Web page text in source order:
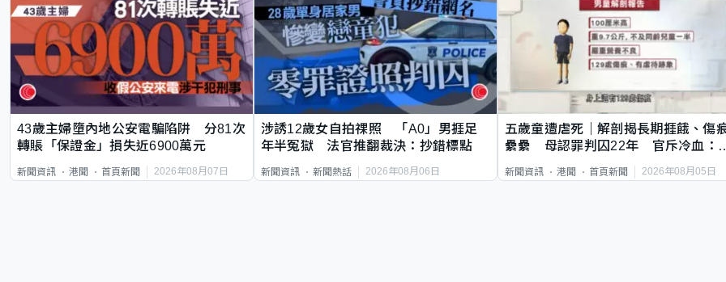
43歲主婦墮內地公安電騙陷阱 分81次
轉賬「保證金」損失近6900萬元
新聞資訊 港聞 首頁新聞 2026年08月07日
涉誘12歲女自拍祼照 「A0」男捱足
年半冤獄 法官推翻裁決：抄錯標點
新聞資訊 新聞熱話 2026年08月06日
五歲童遭虐死｜解剖揭長期捱餓、傷
纍纍 母認罪判囚22年 官斥冷血：
新聞資訊 港聞 首頁新聞 2026年08月05日